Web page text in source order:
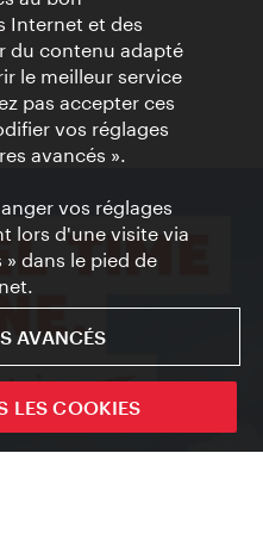
Internet et des
du contenu adapté
le meilleur service
pas accepter ces
vos réglages
avancés ».
vos réglages
lors d'une visite via
» dans le pied de
AVANCÉS
LES COOKIES